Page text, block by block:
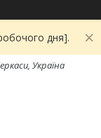
дня].
Україна